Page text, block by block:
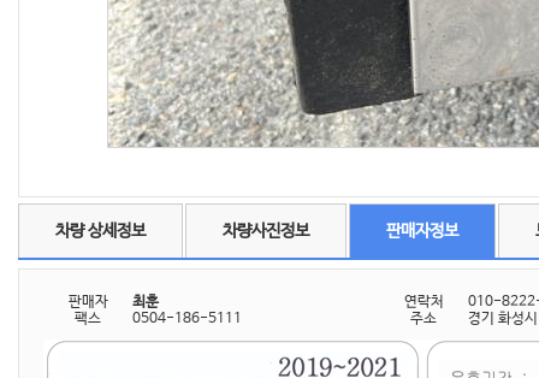
차량 상세정보 차량사진정보 판매자정보
판매자 최훈 연락처
010-
팩스
0504-186-5111 주소 경기 화성